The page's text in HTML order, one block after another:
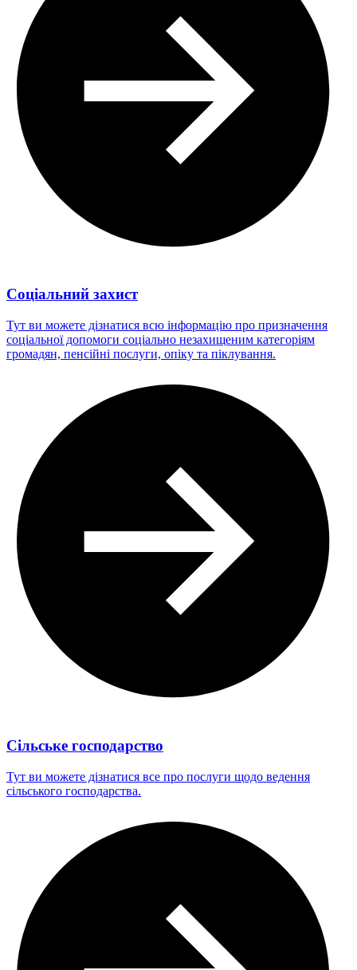
Соціальний захист
Тут ви можете дізнатися всю інформацію про призначення
соціальної допомоги соціально незахищеним категоріям
громадян, пенсійні послуги, опіку та піклування.
Сільське господарство
Тут ви можете дізнатися все про послуги щодо ведення
сільського господарства.